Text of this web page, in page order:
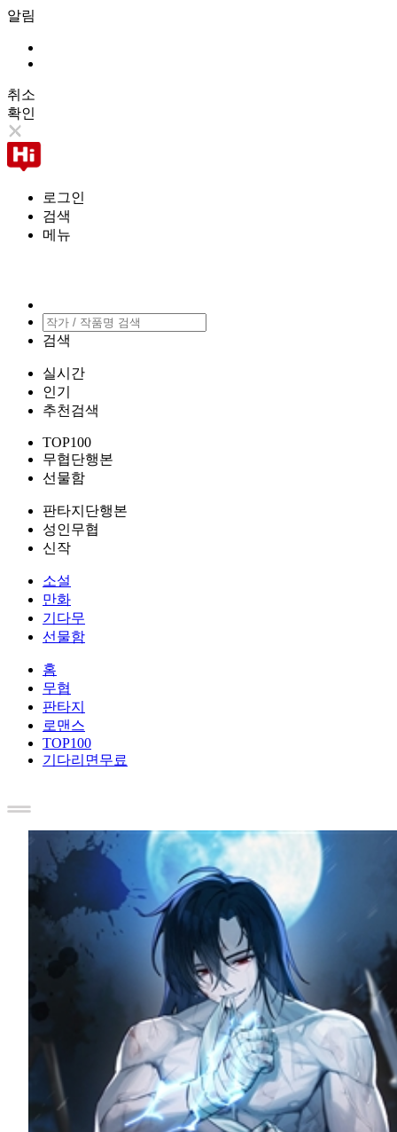
알림
취소
확인
로그인
검색
메뉴
검색
실시간
인기
추천검색
TOP100
무협단행본
선물함
판타지단행본
성인무협
신작
소설
만화
기다무
선물함
홈
무협
판타지
로맨스
TOP100
기다리면무료